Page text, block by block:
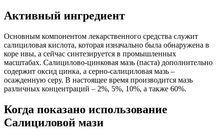
Активный ингредиент
Основным компонентом лекарственного средства служит
салициловая кислота, которая изначально была обнаружена в
коре ивы, а сейчас синтезируется в промышленных
масштабах. Салицилово-цинковая мазь (паста) дополнительно
содержит оксид цинка, а серно-салициловая мазь –
осажденную серу. В настоящее время производится мазь
различных концентраций – 2%, 5%, 10%, а также 60%.
Когда показано использование
Салициловой мази